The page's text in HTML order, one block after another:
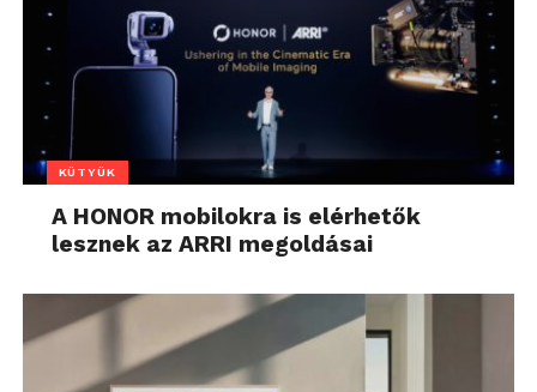
KÜTYÜK
A HONOR mobilokra is elérhetők
lesznek az ARRI megoldásai